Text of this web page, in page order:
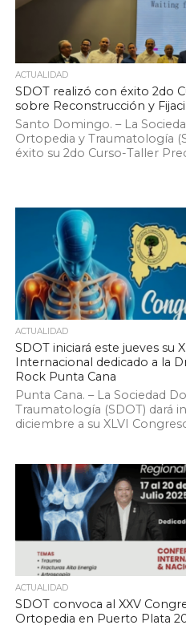
ACTUALIDAD
SDOT realizó con éxito 2do
sobre Reconstrucción y
Santo Domingo. – La
Ortopedia y Traumatología
éxito su 2do Curso-Taller
ACTUALIDAD
SDOT iniciará este jueves su
Internacional dedicado a la
Rock Punta Cana
Punta Cana. – La Sociedad
Traumatología (SDOT) dará
diciembre a su XLVI
ACTUALIDAD
SDOT convoca al XXV
Ortopedia en Puerto Plata